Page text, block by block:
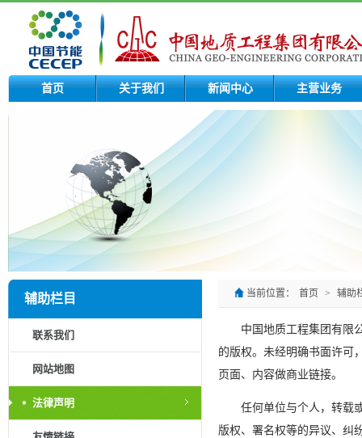
首页 关于我们 新闻中心 主营业务
辅助栏目
联系我们
网站地图
法律声明
当前位置： 首页 > 辅助
中国地质工程集团有限
的版权。未经明确书面许可
页面、内容做商业链接。
任何单位与个人，转载
版权、署名权等的异议、纠